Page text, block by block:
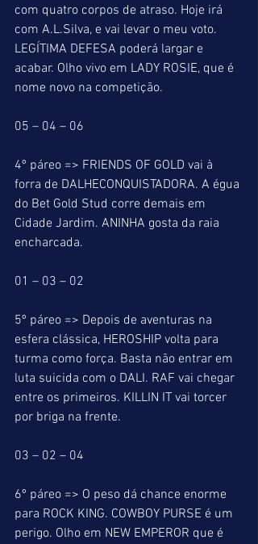
com quatro corpos de atraso. Hoje irá
com A.L.Silva, e vai levar o meu voto.
LEGÍTIMA DEFESA poderá largar e
acabar. Olho vivo em LADY ROSIE, que é
nome novo na competição.
05 – 04 – 06
4º páreo => FRIENDS OF GOLD vai à
forra de DALHECONQUISTADORA. A égua
do Bet Gold Stud corre demais em
Cidade Jardim. ANINHA gosta da raia
encharcada.
01 – 03 – 02
5º páreo => Depois de aventuras na
esfera clássica, HEROSHIP volta para
turma como força. Basta não entrar em
luta suicida com o DALI. RAF vai chegar
entre os primeiros. KILLIN IT vai torcer
por briga na frente.
03 – 02 – 04
6º páreo => O peso dá chance enorme
para ROCK KING. COWBOY PURSE é um
perigo. Olho em NEW EMPEROR que é